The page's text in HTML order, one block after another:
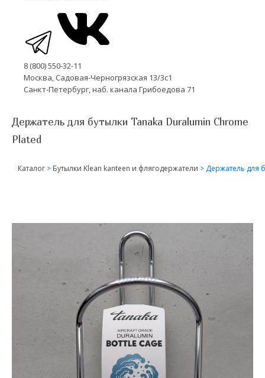
8 (800) 550-32-11
Москва, Садовая-Черногрязская 13/3с1
Санкт-Петербург, наб. канала Грибоедова 71
Держатель для бутылки Tanaka Duralumin Chrome
Plated
Каталог > Бутылки Klean kanteen и флягодержатели > Держатель для